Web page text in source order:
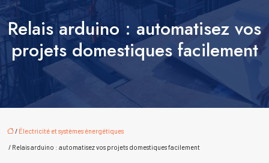
Relais arduino : automatisez vos
projets domestiques facilement
/ Électricité et systèmes énergétiques
/ Relais arduino : automatisez vos projets domestiques facilement